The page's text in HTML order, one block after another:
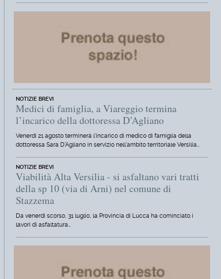
NOTIZIE BREVI
Medici di famiglia, a Viareggio termina
l’incarico della dottoressa D’Agliano
Venerdì 21 agosto terminerà l'incarico di medico di famiglia della
dottoressa Sara D'Agliano in servizio nell'ambito territoriale Versilia…
NOTIZIE BREVI
Viabilità Alta Versilia - si asfaltano vari tratti
della sp 10 (via di Arni) nel comune di
Stazzema
Da venerdì scorso, 31 luglio, la Provincia di Lucca ha cominciato i
lavori di asfaltatura…